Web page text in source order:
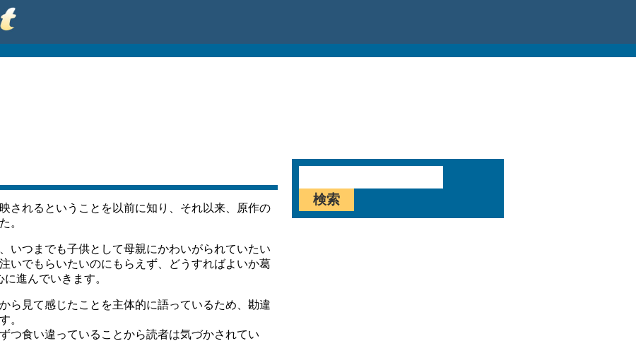
されるということを以前に知り、それ以来、原作の
。
いつまでも子供として母親にかわいがられていたい
いでもらいたいのにもらえず、どうすればよいか葛
進んでいきます。
ら見て感じたことを主体的に語っているため、勘違
。
つ食い違っていることから読者は気づかされてい